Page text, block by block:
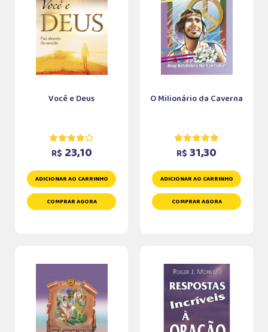
Você e Deus
R$ 23,10
ADICIONAR AO CARRINHO
COMPRAR AGORA
O Milionário da Caverna
R$ 31,30
ADICIONAR AO CARRINHO
COMPRAR AGORA